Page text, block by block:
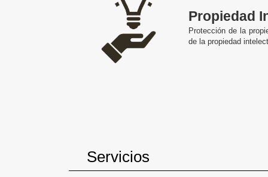
Propiedad
Protección de la
de la propiedad
Servicios